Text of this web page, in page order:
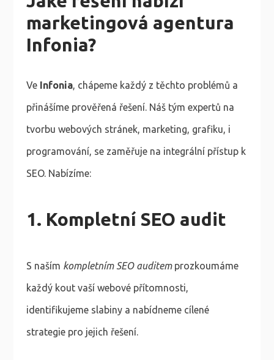
marketingová agentura
Infonia?
Ve Infonia, chápeme každý z těchto problémů a
přinášíme prověřená řešení. Náš tým expertů na
tvorbu webových stránek, marketing, grafiku, i
programování, se zaměřuje na integrální přístup k
SEO. Nabízíme:
1. Kompletní SEO audit
S naším kompletním SEO auditemprozkoumáme
každý kout vaší webové přítomnosti,
identifikujeme slabiny a nabídneme cílené
strategie pro jejich řešení.